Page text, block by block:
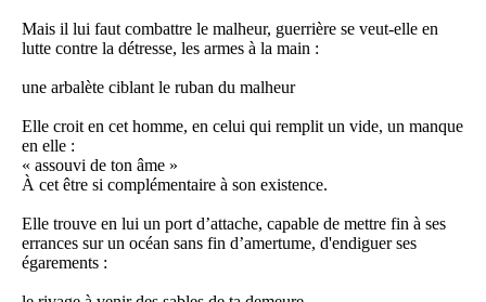
Mais il lui faut combattre le malheur, guerrière se veut-elle en
lutte contre la détresse, les armes à la main :
une arbalète ciblant le ruban du malheur
Elle croit en cet homme, en celui qui remplit un vide, un manque
en elle :
« assouvi de ton âme »
À cet être si complémentaire à son existence.
Elle trouve en lui un port d’attache, capable de mettre fin à ses
errances sur un océan sans fin d’amertume, d'endiguer ses
égarements :